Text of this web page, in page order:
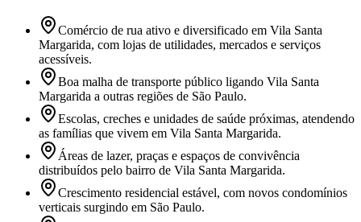
Comércio de rua ativo e diversificado em Vila Santa
Margarida, com lojas de utilidades, mercados e serviços
acessíveis.
Boa malha de transporte público ligando Vila Santa
Margarida a outras regiões de São Paulo.
Escolas, creches e unidades de saúde próximas, atendendo
as famílias que vivem em Vila Santa Margarida.
Áreas de lazer, praças e espaços de convivência
distribuídos pelo bairro de Vila Santa Margarida.
Crescimento residencial estável, com novos condomínios
verticais surgindo em São Paulo.